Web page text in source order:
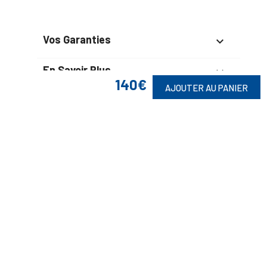
140€ AJOUTER AU PANIER
Vos Garanties 
En Savoir Plus 
